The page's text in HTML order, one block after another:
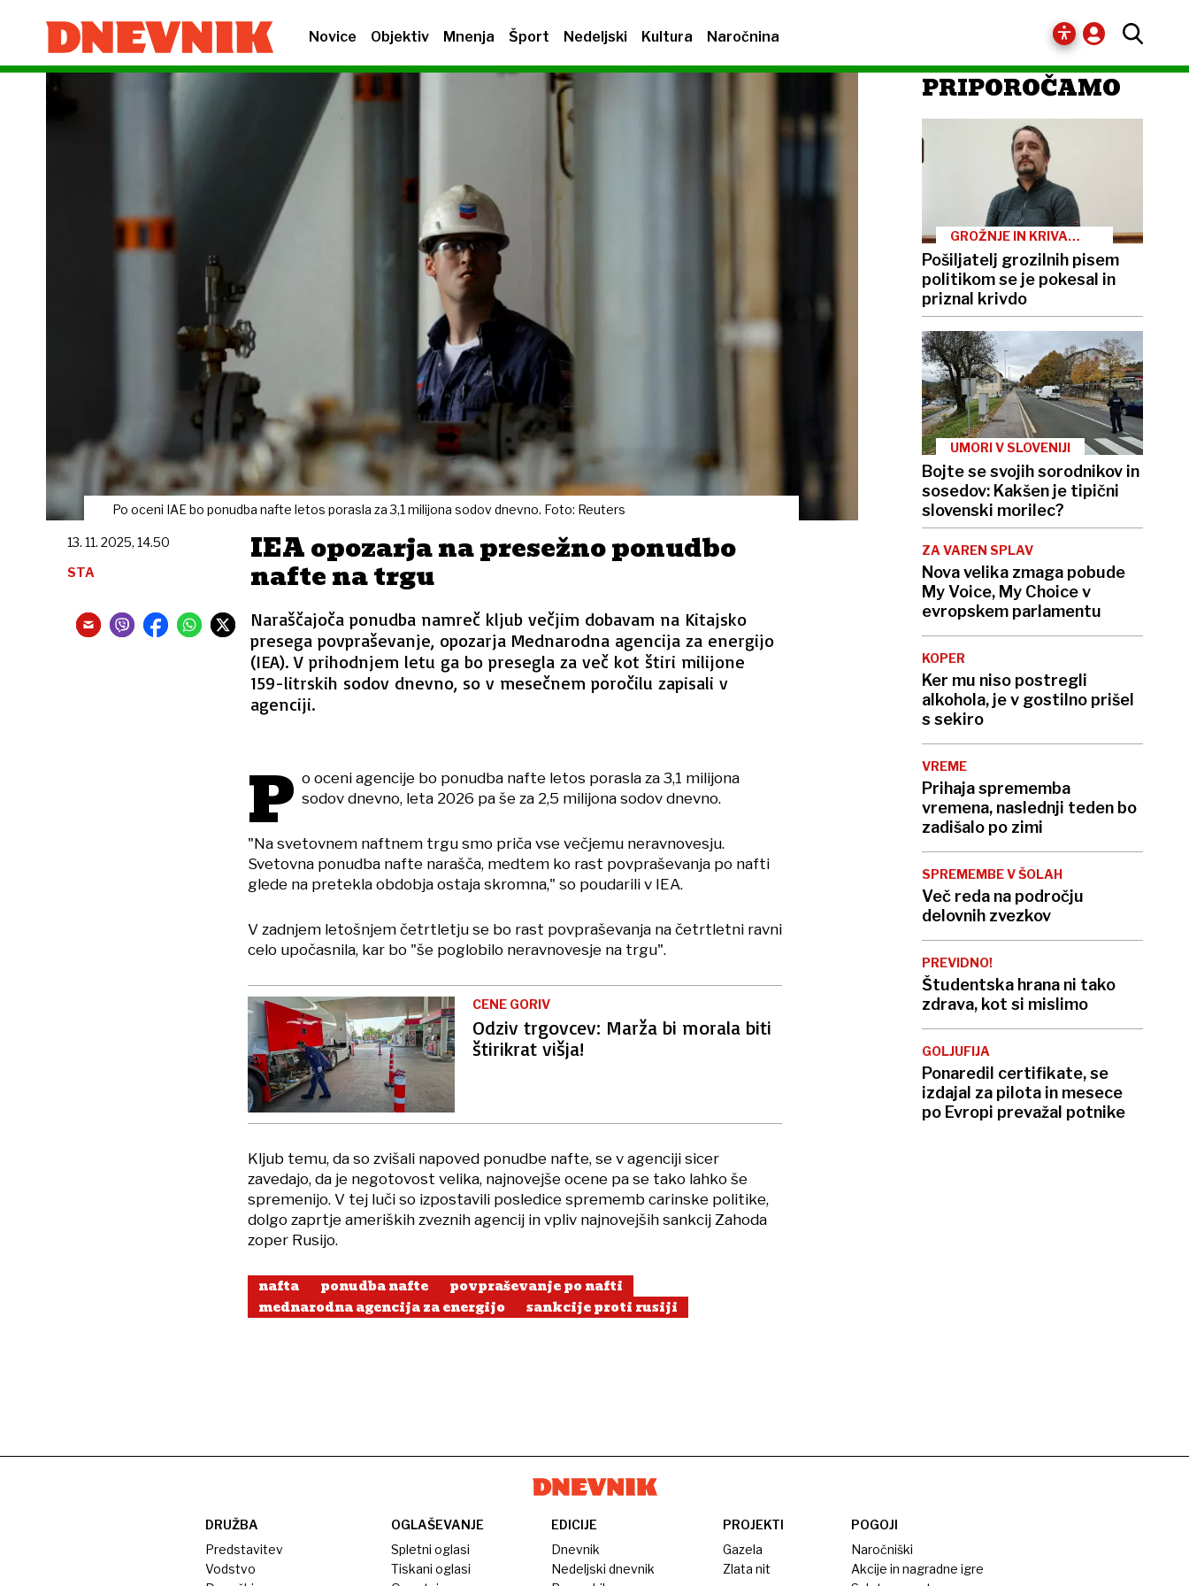
Novice Objektiv Mnenja Šport Nedeljski Kultura Naročnina
Po oceni IAE bo ponudba nafte letos porasla za 3,1 milijona sodov dnevno. Foto: Reuters
IEA opozarja na presežno ponudbo
nafte na trgu
Naraščajoča ponudba namreč kljub večjim dobavam na Kitajsko
presega povpraševanje, opozarja Mednarodna agencija za energijo
(IEA). V prihodnjem letu ga bo presegla za več kot štiri milijone
159-litrskih sodov dnevno, so v mesečnem poročilu zapisali v
agenciji.
13. 11. 2025, 14.50
STA
P o oceni agencije bo ponudba nafte letos porasla za 3,1 milijona
sodov dnevno, leta 2026 pa še za 2,5 milijona sodov dnevno.
"Na svetovnem naftnem trgu smo priča vse večjemu neravnovesju.
Svetovna ponudba nafte narašča, medtem ko rast povpraševanja po nafti
glede na pretekla obdobja ostaja skromna," so poudarili v IEA.
V zadnjem letošnjem četrtletju se bo rast povpraševanja na četrtletni ravni
celo upočasnila, kar bo "še poglobilo neravnovesje na trgu".
CENE GORIV
Odziv trgovcev: Marža bi morala biti
štirikrat višja!
Kljub temu, da so zvišali napoved ponudbe nafte, se v agenciji sicer
zavedajo, da je negotovost velika, najnovejše ocene pa se tako lahko še
spremenijo. V tej luči so izpostavili posledice sprememb carinske politike,
dolgo zaprtje ameriških zveznih agencij in vpliv najnovejših sankcij Zahoda
zoper Rusijo.
nafta ponudba nafte
povpraševanje po nafti
mednarodna agencija za energijo
sankcije proti rusiji
PRIPOROČAMO
GROŽNJE IN KRIVA
OVADBA
Pošiljatelj grozilnih pisem
politikom se je pokesal in
priznal krivdo
UMORI V SLOVENIJI
Bojte se svojih sorodnikov in
sosedov: Kakšen je tipični
slovenski morilec?
ZA VAREN SPLAV
Nova velika zmaga pobude
My Voice, My Choice v
evropskem parlamentu
KOPER
Ker mu niso postregli
alkohola, je v gostilno prišel
s sekiro
VREME
Prihaja sprememba
vremena, naslednji teden bo
zadišalo po zimi
SPREMEMBE V ŠOLAH
Več reda na področju
delovnih zvezkov
PREVIDNO!
Študentska hrana ni tako
zdrava, kot si mislimo
GOLJUFIJA
Ponaredil certifikate, se
izdajal za pilota in mesece
po Evropi prevažal potnike
DRUŽBA
Predstavitev
Vodstvo
OGLAŠEVANJE
Spletni oglasi
Tiskani oglasi
EDICIJE
Dnevnik
Nedeljski dnevnik
PROJEKTI
Gazela
Zlata nit
POGOJI
Naročniški
Akcije in nagradne igre